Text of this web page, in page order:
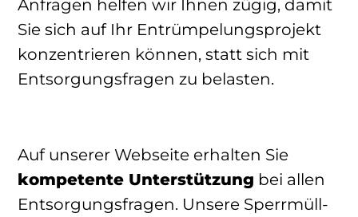
Anfragen helfen wir Ihnen zügig, damit
Sie sich auf Ihr Entrümpelungsprojekt
konzentrieren können, statt sich mit
Entsorgungsfragen zu belasten.
Auf unserer Webseite erhalten Sie
kompetente Unterstützung bei allen
Entsorgungsfragen. Unsere Sperrmüll-